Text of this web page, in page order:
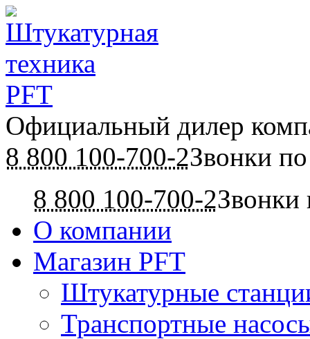
Официальный дилер
8 800 100-700-2Звонки
8 800 100-700-2Звонки
О компании
Магазин PFT
Штукатурные
Транспортные